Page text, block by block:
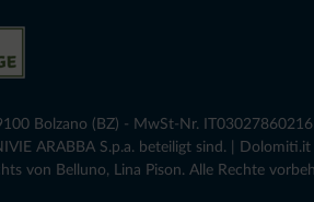
Bolzano (BZ) - MwSt-Nr. IT03027860216
ARABBA S.p.a. beteiligt sind. |
von Belluno, Lina Pison. Alle Rechte